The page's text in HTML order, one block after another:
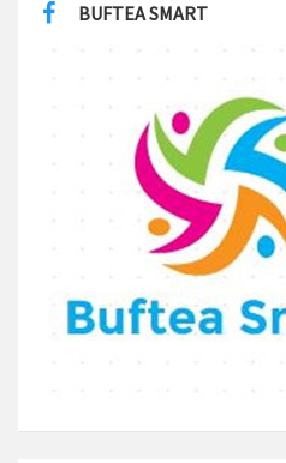
BUFTEA SMART